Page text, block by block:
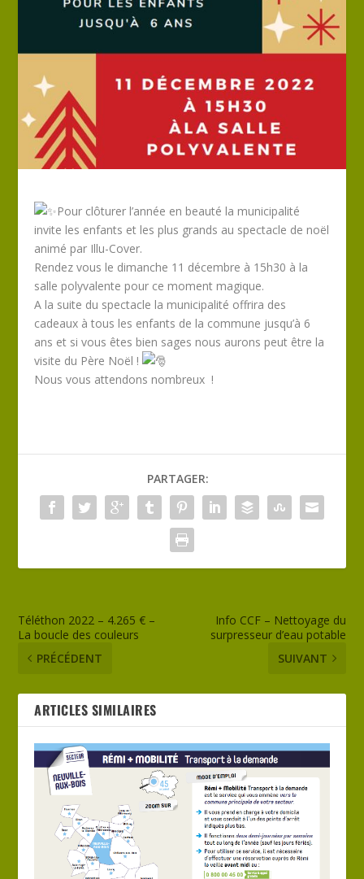
Pour clôturer l’année en beauté la municipalité
invite les enfants et les plus grands au spectacle de noël
animé par Illu-Cover.
Rendez vous le dimanche 11 décembre à 15h30 à la
salle polyvalente pour ce moment magique.
A la suite du spectacle la municipalité offrira des
cadeaux à tous les enfants de la commune jusqu’à 6
ans et si vous êtes bien sages nous aurons peut être la
visite du Père Noël !
Nous vous attendons nombreux !
PARTAGER:
Téléthon 2022 – 4.265 € –
La boucle des couleurs
PRÉCÉDENT
Info CCF – Nettoyage du
surpresseur d’eau potable
SUIVANT
ARTICLES SIMILAIRES